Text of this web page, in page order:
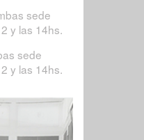
sede
y las 14hs.
sede
y las 14hs.